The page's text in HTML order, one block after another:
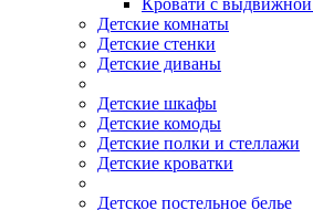
Кровати с выдвижной
Детские комнаты
Детские стенки
Детские диваны
Детские шкафы
Детские комоды
Детские полки и стеллажи
Детские кроватки
Детское постельное белье